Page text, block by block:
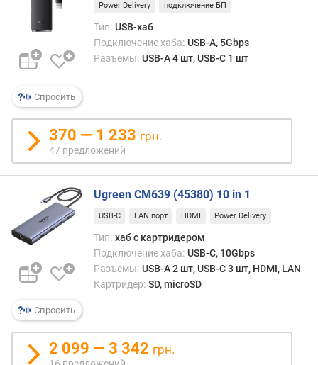
е
д
л
о
е
н
й
т
е
р
е
п
о
д
Спросить
Power Delivery подключение БП
Тип: USB-хаб
Подключение хаба: USB-A, 5Gbps
Разъемы: USB-A 4 шт, USB-C 1 шт
370 — 1 233 грн.
47 предложений
Спросить
Ugreen CM639 (45380) 10 in 1
USB-C LAN порт HDMI Power Delivery
Тип: хаб с картридером
Подключение хаба: USB-C, 10Gbps
Разъемы: USB-A 2 шт, USB-C 3 шт, HDMI, LAN
Картридер: SD, microSD
2 099 — 3 342 грн.